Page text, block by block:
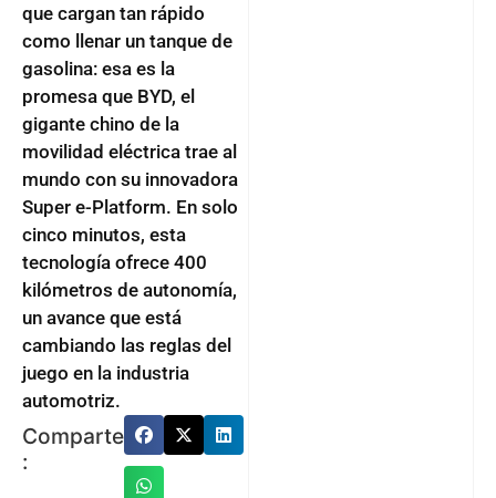
que cargan tan rápido
como llenar un tanque de
gasolina: esa es la
promesa que BYD, el
gigante chino de la
movilidad eléctrica trae al
mundo con su innovadora
Super e-Platform. En solo
cinco minutos, esta
tecnología ofrece 400
kilómetros de autonomía,
un avance que está
cambiando las reglas del
juego en la industria
automotriz.
Comparte
: